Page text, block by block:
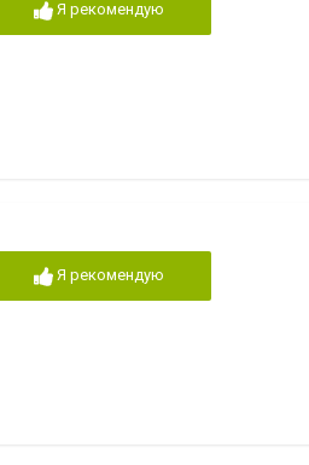
Я рекомендую
Я рекомендую